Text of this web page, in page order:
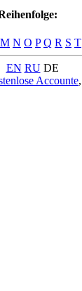
M N O P Q R S T
EN RUDE
Accounte,